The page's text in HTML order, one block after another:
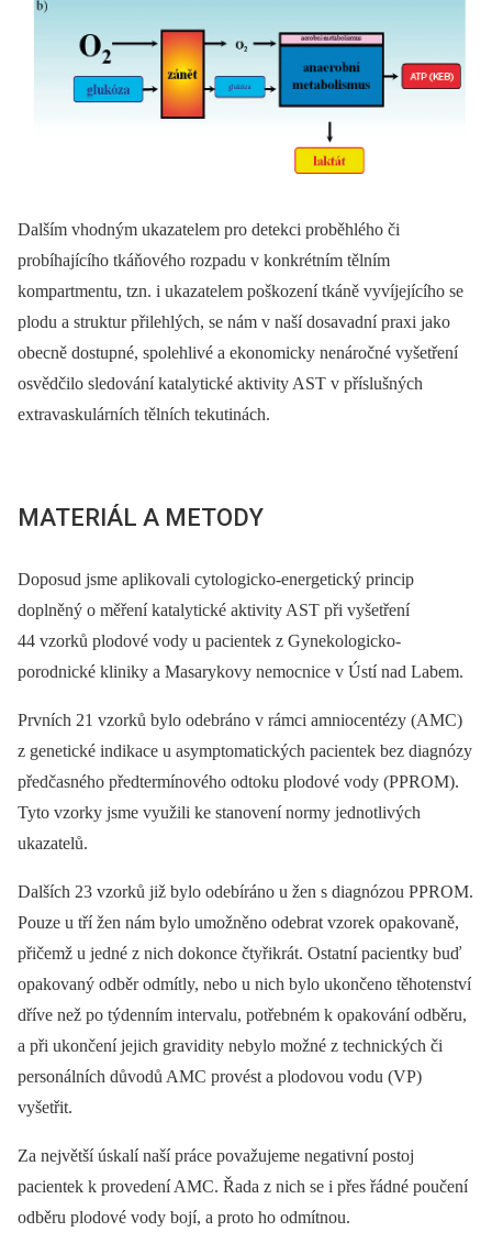
Dalším vhodným ukazatelem pro detekci proběhlého či
probíhajícího tkáňového rozpadu v konkrétním tělním
kompartmentu, tzn. i ukazatelem poškození tkáně vyvíjejícího se
plodu a struktur přilehlých, se nám v naší dosavadní praxi jako
obecně dostupné, spolehlivé a ekonomicky nenáročné vyšetření
osvědčilo sledování katalytické aktivity AST v příslušných
extravaskulárních tělních tekutinách.
MATERIÁL A METODY
Doposud jsme aplikovali cytologicko-energetický princip
doplněný o měření katalytické aktivity AST při vyšetření
44 vzorků plodové vody u pacientek z Gynekologicko-
porodnické kliniky a Masarykovy nemocnice v Ústí nad Labem.
Prvních 21 vzorků bylo odebráno v rámci amniocentézy (AMC)
z genetické indikace u asymptomatických pacientek bez diagnózy
předčasného předtermínového odtoku plodové vody (PPROM).
Tyto vzorky jsme využili ke stanovení normy jednotlivých
ukazatelů.
Dalších 23 vzorků již bylo odebíráno u žen s diagnózou PPROM.
Pouze u tří žen nám bylo umožněno odebrat vzorek opakovaně,
přičemž u jedné z nich dokonce čtyřikrát. Ostatní pacientky buď
opakovaný odběr odmítly, nebo u nich bylo ukončeno těhotenství
dříve než po týdenním intervalu, potřebném k opakování odběru,
a při ukončení jejich gravidity nebylo možné z technických či
personálních důvodů AMC provést a plodovou vodu (VP)
vyšetřit.
Za největší úskalí naší práce považujeme negativní postoj
pacientek k provedení AMC. Řada z nich se i přes řádné poučení
odběru plodové vody bojí, a proto ho odmítnou.